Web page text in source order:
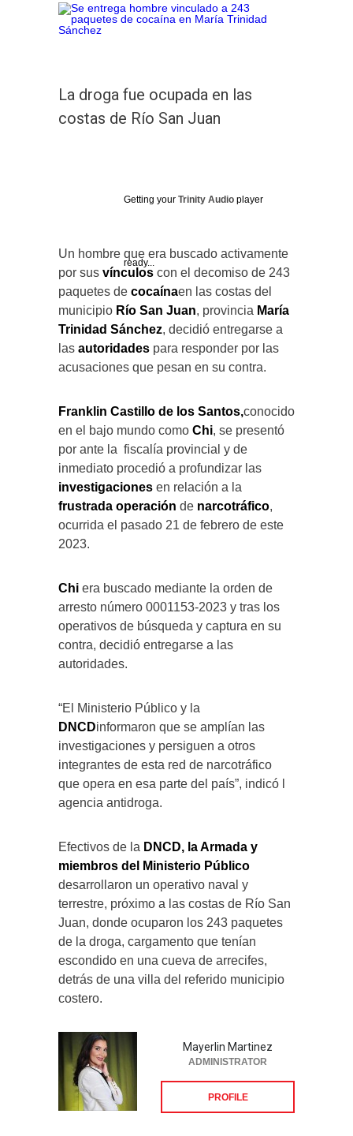
La droga fue ocupada en las
costas de Río San Juan
Getting your Trinity Audio player
ready...
Un hombre que era buscado activamente
por sus vínculos con el decomiso de 243
paquetes de cocaínaen las costas del
municipio Río San Juan, provincia María
Trinidad Sánchez, decidió entregarse a
las autoridades para responder por las
acusaciones que pesan en su contra.
Franklin Castillo de los Santos,conocido
en el bajo mundo como Chi, se presentó
por ante la fiscalía provincial y de
inmediato procedió a profundizar las
investigaciones en relación a la
frustrada operación de narcotráfico,
ocurrida el pasado 21 de febrero de este
2023.
Chi era buscado mediante la orden de
arresto número 0001153-2023 y tras los
operativos de búsqueda y captura en su
contra, decidió entregarse a las
autoridades.
“El Ministerio Público y la
DNCDinformaron que se amplían las
investigaciones y persiguen a otros
integrantes de esta red de narcotráfico
que opera en esa parte del país”, indicó l
agencia antidroga.
Efectivos de la DNCD, la Armada y
miembros del Ministerio Público
desarrollaron un operativo naval y
terrestre, próximo a las costas de Río San
Juan, donde ocuparon los 243 paquetes
de la droga, cargamento que tenían
escondido en una cueva de arrecifes,
detrás de una villa del referido municipio
costero.
Mayerlin Martinez
ADMINISTRATOR
PROFILE